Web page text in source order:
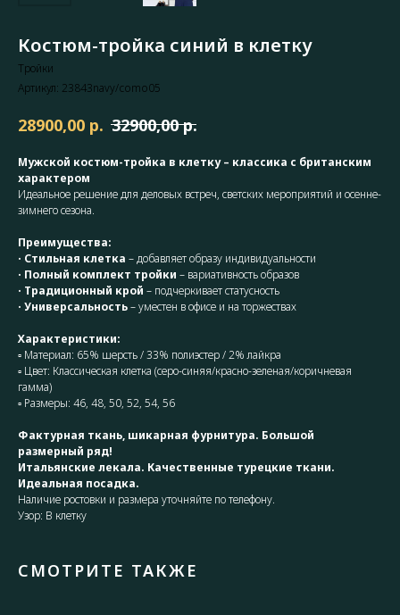
Костюм-тройка синий в клетку
Тройки
Артикул: 23843navy/como05
28900,00 р. 32900,00 р.
Мужской костюм-тройка в клетку – классика с британским
характером
Идеальное решение для деловых встреч, светских мероприятий и осенне-
зимнего сезона.
Преимущества:
• Стильная клетка – добавляет образу индивидуальности
• Полный комплект тройки – вариативность образов
• Традиционный крой – подчеркивает статусность
• Универсальность– уместен в офисе и на торжествах
Характеристики:
▫ Материал: 65% шерсть / 33% полиэстер / 2% лайкра
▫ Цвет: Классическая клетка (серо-синяя/красно-зеленая/коричневая
гамма)
▫ Размеры: 46, 48, 50, 52, 54, 56
Фактурная ткань, шикарная фурнитура. Большой
размерный ряд!
Итальянские лекала. Качественные турецкие ткани.
Идеальная посадка.
Наличие ростовки и размера уточняйте по телефону.
Узор: В клетку
СМОТРИТЕ ТАКЖЕ